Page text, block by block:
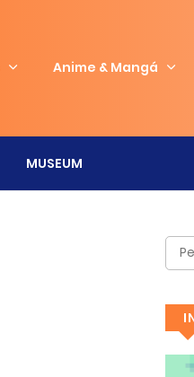
Anime & Mangá
MUSEUM